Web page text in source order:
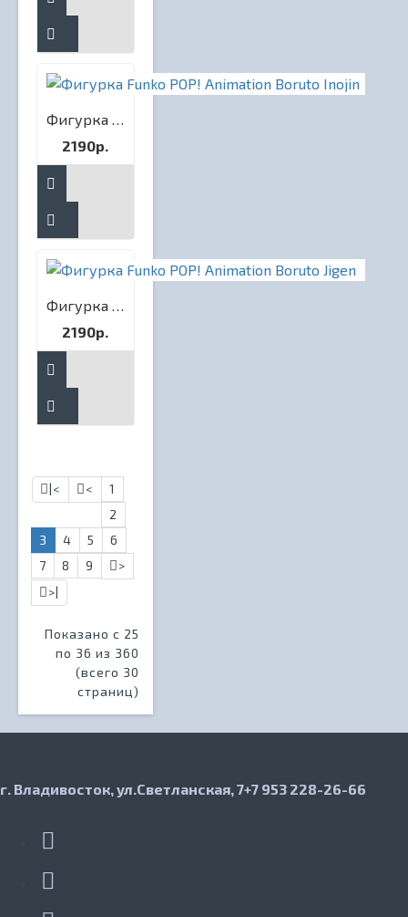
Фигурка Funko POP! Animation Boruto Inojin
2190р.
Фигурка Funko POP! Animation Boruto Jigen
2190р.
|< <
1
2
3
4 5
6
7
8 9
>
>|
Показано с 25
по 36 из 360
(всего 30
страниц)
г. Владивосток, ул.Светланская, 7+7 953 228-26-66